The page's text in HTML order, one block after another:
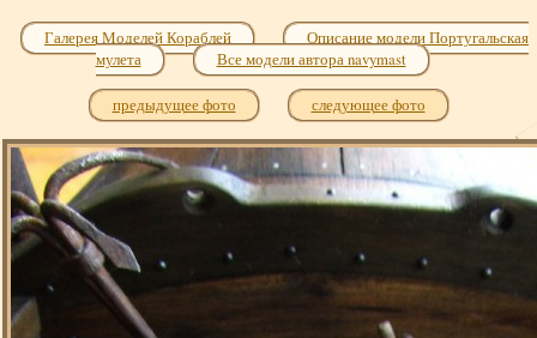
Галерея Моделей Кораблей
Описание модели Португальская
мулета
Все модели автора navymast
предыдущее фото следующее фото